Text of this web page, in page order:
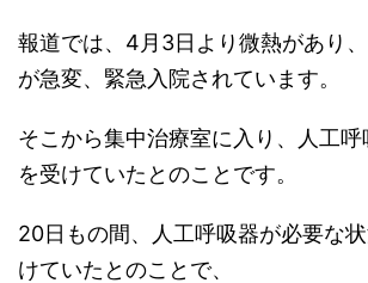
報道では、4月3日より微熱があり
が急変、緊急入院されています。
そこから集中治療室に入り、人工
を受けていたとのことです。
20日もの間、人工呼吸器が必要な
けていたとのことで、